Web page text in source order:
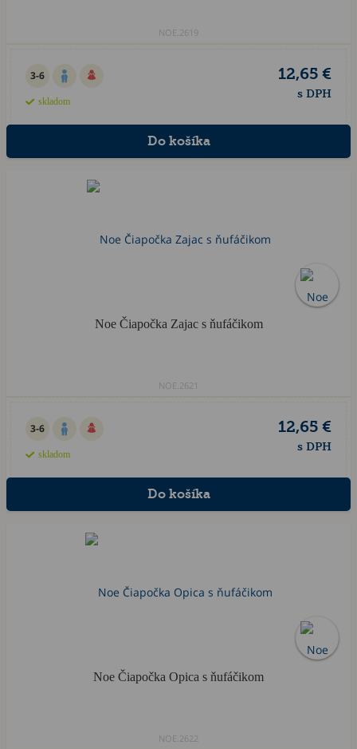
NOE.2619
3-6
skladom
12,65 €
s DPH
Noe Čiapočka Zajac s ňufáčikom
NOE.2621
3-6
skladom
12,65 €
s DPH
Noe Čiapočka Opica s ňufáčikom
NOE.2622